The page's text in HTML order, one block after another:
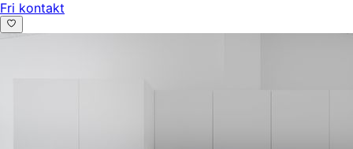
Fri kontakt